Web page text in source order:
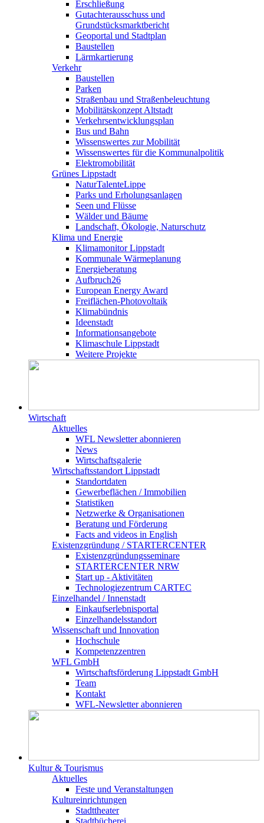
Erschließung
Gutachterausschuss und
Grundstücksmarktbericht
Geoportal und Stadtplan
Baustellen
Lärmkartierung
Verkehr
Baustellen
Parken
Straßenbau und Straßenbeleuchtung
Mobilitätskonzept Altstadt
Verkehrsentwicklungsplan
Bus und Bahn
Wissenswertes zur Mobilität
Wissenswertes für die Kommunalpolitik
Elektromobilität
Grünes Lippstadt
NaturTalenteLippe
Parks und Erholungsanlagen
Seen und Flüsse
Wälder und Bäume
Landschaft, Ökologie, Naturschutz
Klima und Energie
Klimamonitor Lippstadt
Kommunale Wärmeplanung
Energieberatung
Aufbruch26
European Energy Award
Freiflächen-Photovoltaik
Klimabündnis
Ideenstadt
Informationsangebote
Klimaschule Lippstadt
Weitere Projekte
Wirtschaft
Aktuelles
WFL Newsletter abonnieren
News
Wirtschaftsgalerie
Wirtschafts­­standort Lippstadt
Standortdaten
Gewerbeflächen / Immobilien
Statistiken
Netzwerke & Organisationen
Beratung und Förderung
Facts and videos in English
Existenz­gründung / STARTERCENTER
Existenzgründungsseminare
STARTERCENTER NRW
Start up - Aktivitäten
Technologiezentrum CARTEC
Einzelhandel / Innenstadt
Einkaufserlebnisportal
Einzelhandelsstandort
Wissenschaft und Innovation
Hochschule
Kompetenzzentren
WFL GmbH
Wirtschaftsförderung Lippstadt GmbH
Team
Kontakt
WFL-Newsletter abonnieren
Kultur & Tourismus
Aktuelles
Feste und Veranstaltungen
Kultureinrichtungen
Stadttheater
Stadtbücherei